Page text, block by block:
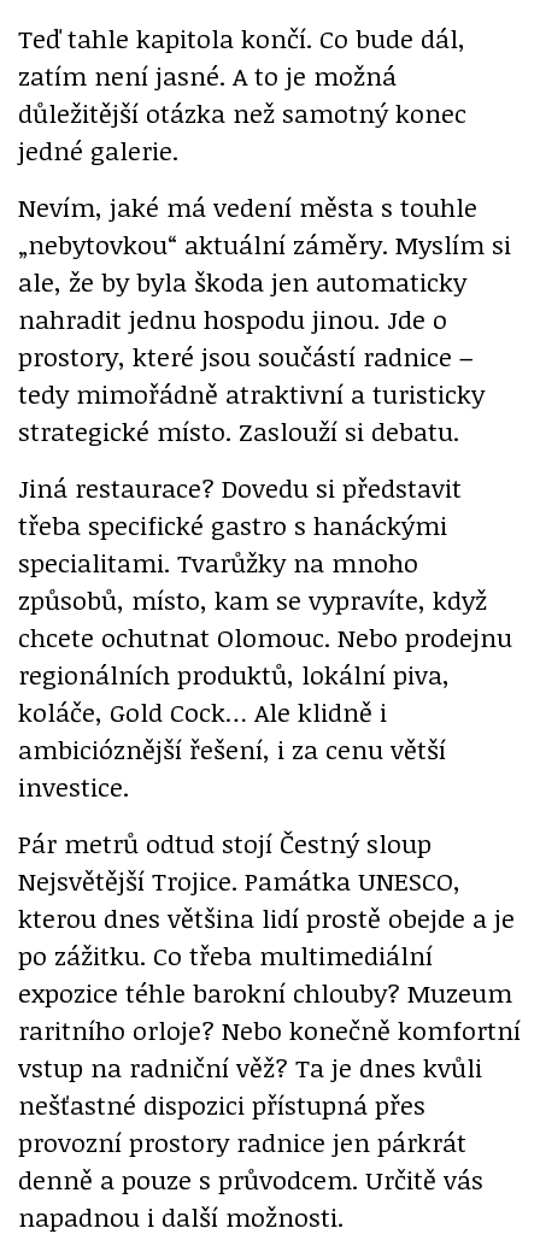
Teď tahle kapitola končí. Co bude dál,
zatím není jasné. A to je možná
důležitější otázka než samotný konec
jedné galerie.
Nevím, jaké má vedení města s touhle
„nebytovkou“ aktuální záměry. Myslím si
ale, že by byla škoda jen automaticky
nahradit jednu hospodu jinou. Jde o
prostory, které jsou součástí radnice –
tedy mimořádně atraktivní a turisticky
strategické místo. Zaslouží si debatu.
Jiná restaurace? Dovedu si představit
třeba specifické gastro s hanáckými
specialitami. Tvarůžky na mnoho
způsobů, místo, kam se vypravíte, když
chcete ochutnat Olomouc. Nebo prodejnu
regionálních produktů, lokální piva,
koláče, Gold Cock… Ale klidně i
ambicióznější řešení, i za cenu větší
investice.
Pár metrů odtud stojí Čestný sloup
Nejsvětější Trojice. Památka UNESCO,
kterou dnes většina lidí prostě obejde a je
po zážitku. Co třeba multimediální
expozice téhle barokní chlouby? Muzeum
raritního orloje? Nebo konečně komfortní
vstup na radniční věž? Ta je dnes kvůli
nešťastné dispozici přístupná přes
provozní prostory radnice jen párkrát
denně a pouze s průvodcem. Určitě vás
napadnou i další možnosti.